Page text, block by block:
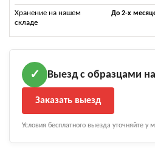
Хранение на нашем
складе
До 2-х
✓ Выезд с образцами
Заказать выезд
Условия бесплатного выезда уточняйте у